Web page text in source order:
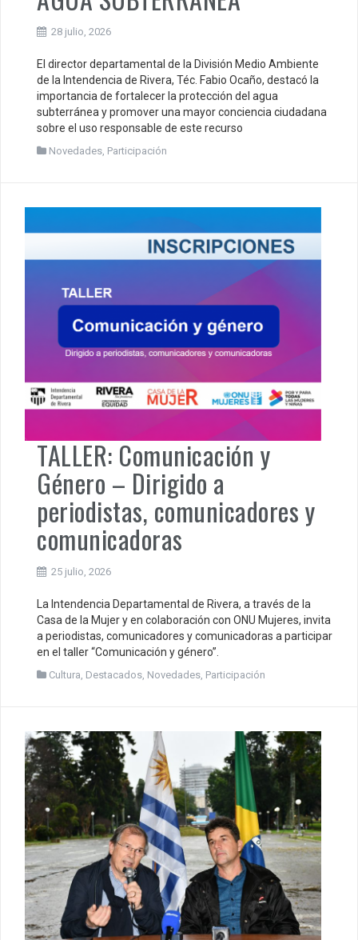
28 julio, 2026
El director departamental de la División Medio Ambiente
de la Intendencia de Rivera, Téc. Fabio Ocaño, destacó la
importancia de fortalecer la protección del agua
subterránea y promover una mayor conciencia ciudadana
sobre el uso responsable de este recurso
Novedades, Participación
TALLER: Comunicación y
Género – Dirigido a
periodistas, comunicadores y
comunicadoras
25 julio, 2026
La Intendencia Departamental de Rivera, a través de la
Casa de la Mujer y en colaboración con ONU Mujeres, invita
a periodistas, comunicadores y comunicadoras a participar
en el taller “Comunicación y género”.
Cultura, Destacados, Novedades, Participación